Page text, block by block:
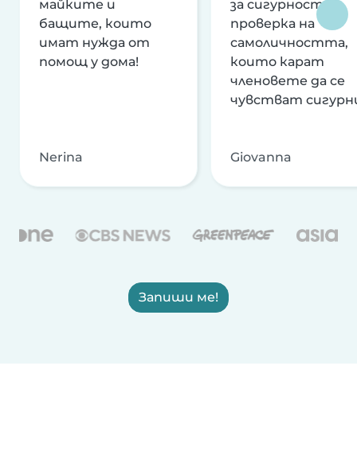
майките и
бащите, които
имат нужда от
помощ у дома!
Nerina
за сигурност и
проверка на
самоличността,
които карат
членовете да се
чувстват
Giovanna
Запиши ме!